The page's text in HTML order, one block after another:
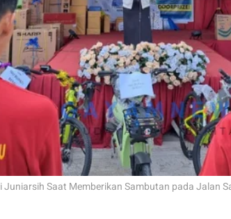
Juniarsih Saat Memberikan Sambutan pada Jalan